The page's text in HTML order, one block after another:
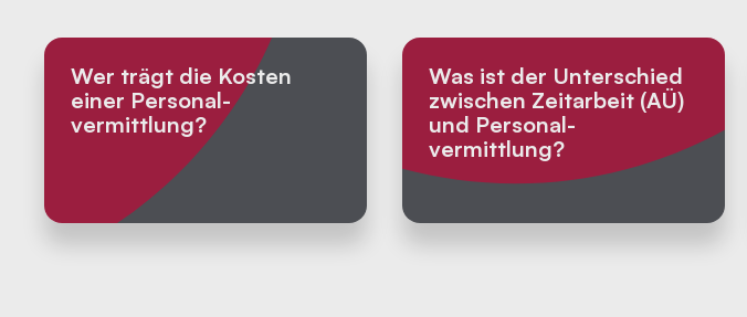
Wer trägt die Kosten
einer Personal­
vermittlung?
Was ist der Unterschied
zwischen Zeitarbeit (AÜ)
und Personal­
vermittlung?